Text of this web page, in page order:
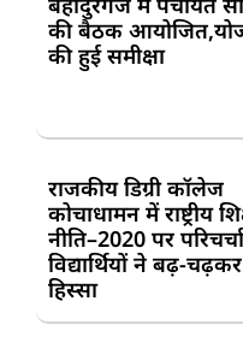
की बैठक
की हुई समीक्षा
राजकीय डिग्री कॉलेज
कोचाधामन में राष्ट्रीय
नीति–2020 पर
विद्यार्थियों ने बढ़-
हिस्सा